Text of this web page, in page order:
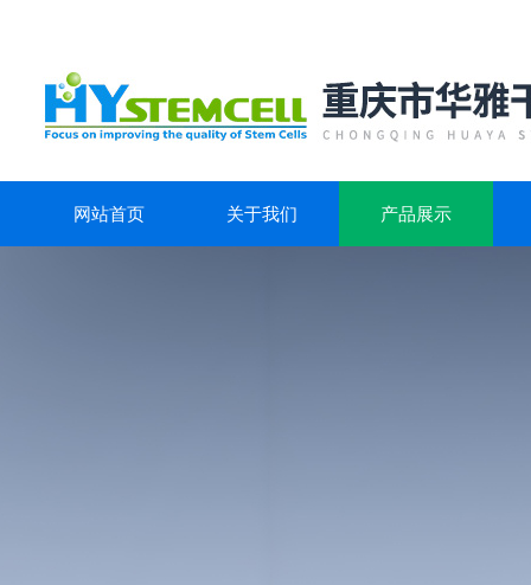
网站首页 关于我们 产品展示